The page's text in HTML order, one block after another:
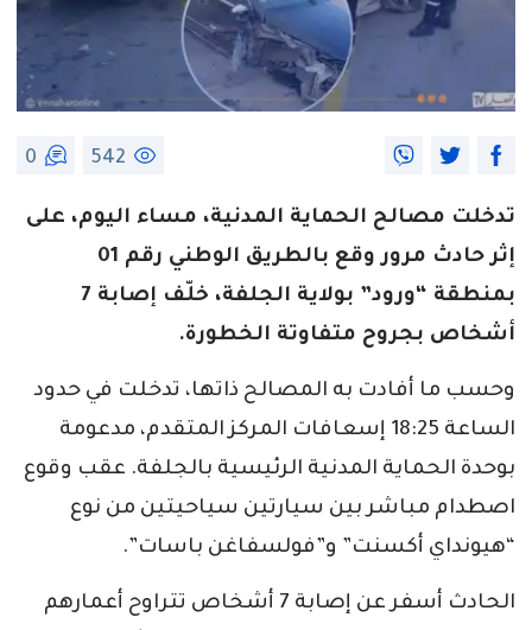
542
0
تدخلت مصالح الحماية المدنية، مساء اليوم، على
إثر حادث مرور وقع بالطريق الوطني رقم 01
بمنطقة “ورود” بولاية الجلفة، خلّف إصابة 7
أشخاص بجروح متفاوتة الخطورة.
وحسب ما أفادت به المصالح ذاتها، تدخلت في حدود
الساعة 18:25 إسعافات المركز المتقدم، مدعومة
بوحدة الحماية المدنية الرئيسية بالجلفة. عقب وقوع
اصطدام مباشر بين سيارتين سياحيتين من نوع
“هيونداي أكسنت” و”فولسفاغن باسات”.
الحادث أسفر عن إصابة 7 أشخاص تتراوح أعمارهم